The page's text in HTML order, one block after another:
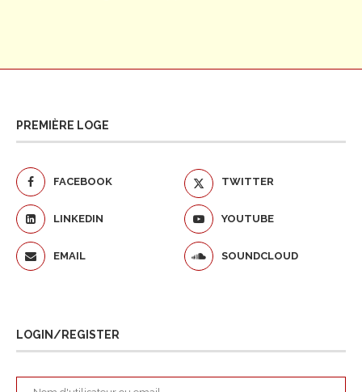
PREMIÈRE LOGE
FACEBOOK TWITTER
LINKEDIN YOUTUBE
EMAIL SOUNDCLOUD
LOGIN/REGISTER